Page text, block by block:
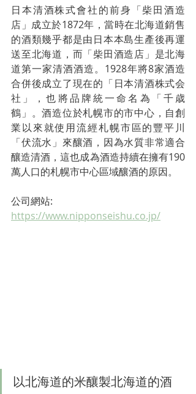
日本清酒株式會社的前身「柴田酒造
店」成立於1872年，當時在北海道銷售
的酒類幾乎都是由日本本島生產後再運
送至北海道，而「柴田酒造店」是北海
道第一家清酒酒造。1928年將8家酒造
合併後成立了現在的「日本清酒株式会
社」，也將品牌統一命名為「千歳
鶴」。酒造位於札幌市的市中心，自創
業以來就使用流經札幌市區的豐平川
「伏流水」來釀酒，因為水質非常適合
釀造清酒，這也成為酒造持續在擁有190
萬人口的札幌市中心區域釀酒的原因。
公司網站:
https://www.nipponseishu.co.jp/
以北海道的米釀製北海道的酒